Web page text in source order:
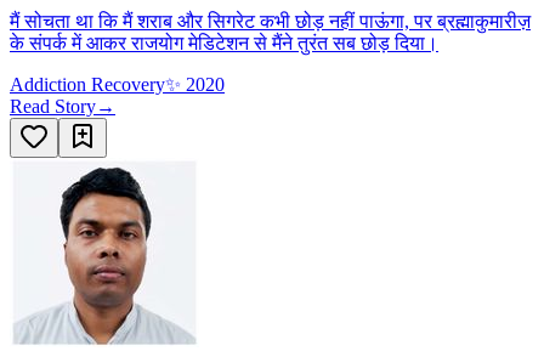
मैं सोचता था कि मैं शराब और सिगरेट कभी छोड़ नहीं पाऊंगा, पर ब्रह्माकुमारीज़
के संपर्क में आकर राजयोग मेडिटेशन से मैंने तुरंत सब छोड़ दिया।
Addiction Recovery✨ 2020
Read Story→